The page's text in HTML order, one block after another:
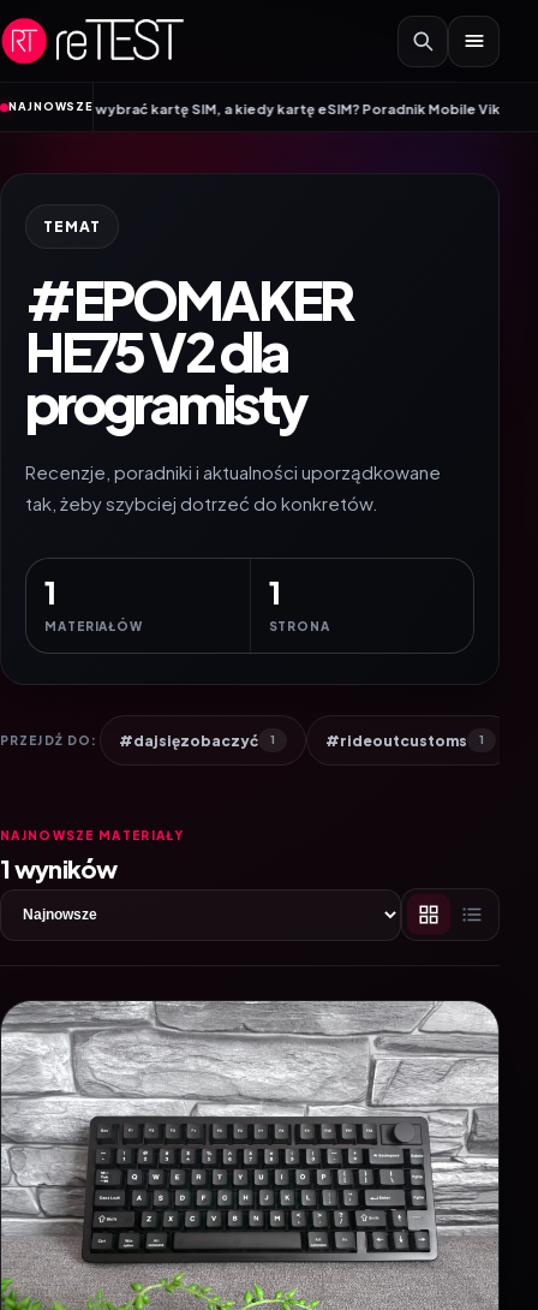
Przejdź do treści
NAJNOWSZE
wybrać kartę SIM, a kiedy kartę eSIM? Poradnik Mobile Vikings•
TEMAT
#EPOMAKER
HE75 V2 dla
programisty
Recenzje, poradniki i aktualności uporządkowane
tak, żeby szybciej dotrzeć do konkretów.
1
MATERIAŁÓW
1
STRONA
PRZEJDŹ DO: #dajsięzobaczyć 1 #rideoutcustoms 1
NAJNOWSZE MATERIAŁY
1 wyników